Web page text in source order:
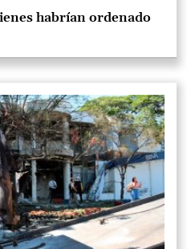
habrían ordenado